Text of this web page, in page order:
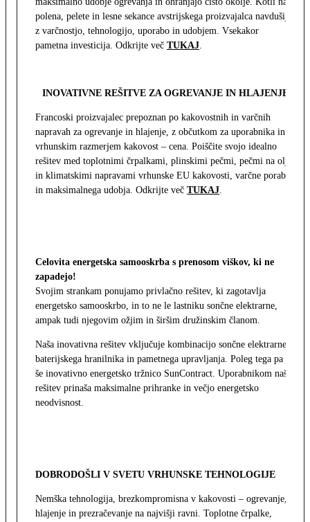
polena, pelete in lesne sekance avstrijskega proizvajalca navdušijo
z varčnostjo, tehnologijo, uporabo in udobjem. Vsekakor
pametna investicija. Odkrijte več TUKAJ.
INOVATIVNE REŠITVE ZA OGREVANJE IN HLAJENJE
Francoski proizvajalec prepoznan po kakovostnih in varčnih
napravah za ogrevanje in hlajenje, z občutkom za uporabnika in z
vrhunskim razmerjem kakovost – cena. Poiščite svojo idealno
rešitev med toplotnimi črpalkami, plinskimi pečmi, pečmi na olje
in klimatskimi napravami vrhunske EU kakovosti, varčne porabe
in maksimalnega udobja. Odkrijte več TUKAJ.
Celovita energetska samooskrba s prenosom viškov, ki ne
zapadejo!
Svojim strankam ponujamo privlačno rešitev, ki zagotavlja
energetsko samooskrbo, in to ne le lastniku sončne elektrarne,
ampak tudi njegovim ožjim in širšim družinskim članom.
Naša inovativna rešitev vključuje kombinacijo sončne elektrarne,
baterijskega hranilnika in pametnega upravljanja. Poleg tega pa
še inovativno energetsko tržnico SunContract. Uporabnikom naša
rešitev prinaša maksimalne prihranke in večjo energetsko
neodvisnost.
DOBRODOŠLI V SVETU VRHUNSKE TEHNOLOGIJE
Nemška tehnologija, brezkompromisna v kakovosti – ogrevanje,
hlajenje in prezračevanje na najvišji ravni. Toplotne črpalke,